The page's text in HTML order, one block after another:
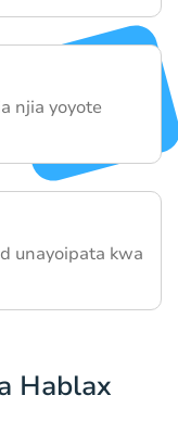
njia yoyote
unayoipata kwa
Hablax